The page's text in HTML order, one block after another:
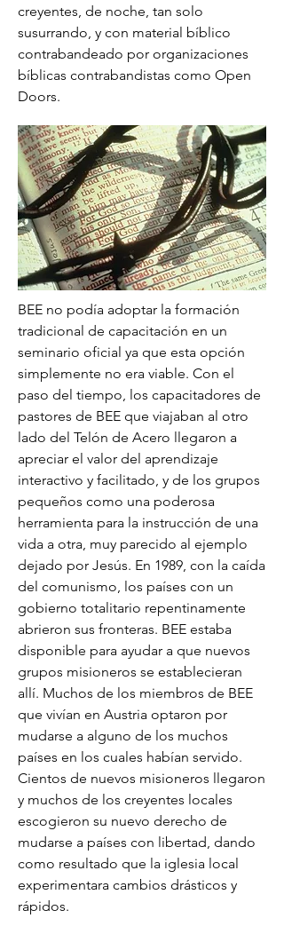
creyentes, de noche, tan solo
susurrando, y con material bíblico
contrabandeado por organizaciones
bíblicas contrabandistas como Open
Doors.
BEE no podía adoptar la formación
tradicional de capacitación en un
seminario oficial ya que esta opción
simplemente no era viable. Con el
paso del tiempo, los capacitadores de
pastores de BEE que viajaban al otro
lado del Telón de Acero llegaron a
apreciar el valor del aprendizaje
interactivo y facilitado, y de los grupos
pequeños como una poderosa
herramienta para la instrucción de una
vida a otra, muy parecido al ejemplo
dejado por Jesús. En 1989, con la caída
del comunismo, los países con un
gobierno totalitario repentinamente
abrieron sus fronteras. BEE estaba
disponible para ayudar a que nuevos
grupos misioneros se establecieran
allí. Muchos de los miembros de BEE
que vivían en Austria optaron por
mudarse a alguno de los muchos
países en los cuales habían servido.
Cientos de nuevos misioneros llegaron
y muchos de los creyentes locales
escogieron su nuevo derecho de
mudarse a países con libertad, dando
como resultado que la iglesia local
experimentara cambios drásticos y
rápidos.